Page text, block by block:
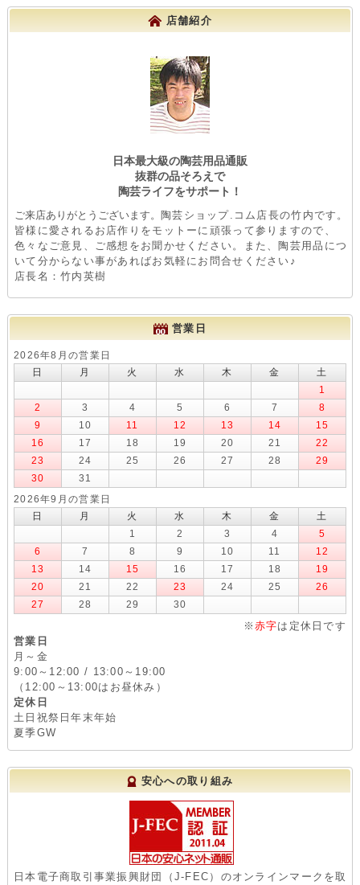
店舗紹介
日本最大級の陶芸用品通販
抜群の品そろえで
陶芸ライフをサポート！
ご来店ありがとうございます。 陶芸ショップ.コム店長の竹内です。
皆様に愛されるお店作りをモットーに頑張って参りますので、
色々なご意見、ご感想をお聞かせください。また、陶芸用品につ
いて分からない事があればお気軽にお問合せください♪
店長名：竹内英樹
営業日
2026年8月の営業日
日
月 火 水 木 金
土
1
2
3 4 5 6 7
8
9
10 11 12 13 14
15
16
17 18 19 20 21
22
23
24 25 26 27 28
29
30
31
2026年9月の営業日
日
月 火 水 木 金
土
1
2 3 4
5
6
7 8 9 10 11
12
13
14 15 16 17 18
19
20
21 22 23 24 25
26
27
28 29 30
※ 赤字は定休日です
営業日
月～金
9:00～12:00 / 13:00～19:00
（12:00～13:00はお昼休み）
定休日
土日祝祭日年末年始
夏季GW
安心への取り組み
日本電子商取引事業振興財団（J-FEC）のオンラインマークを取